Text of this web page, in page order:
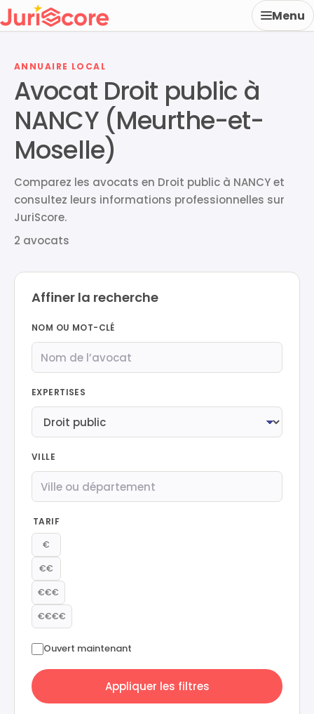
Menu
ANNUAIRE LOCAL
Avocat Droit public à
NANCY (Meurthe-et-
Moselle)
Comparez les avocats en Droit public à NANCY et
consultez leurs informations professionnelles sur
JuriScore.
2 avocats
Affiner la recherche
NOM OU MOT-CLÉ
EXPERTISES
VILLE
TARIF
€
€€
€€€
€€€€
Ouvert maintenant
Appliquer les filtres